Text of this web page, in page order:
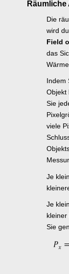
Die
wird
Field
das
Indem
Objekt
Sie
viele
Je
Je
Sie